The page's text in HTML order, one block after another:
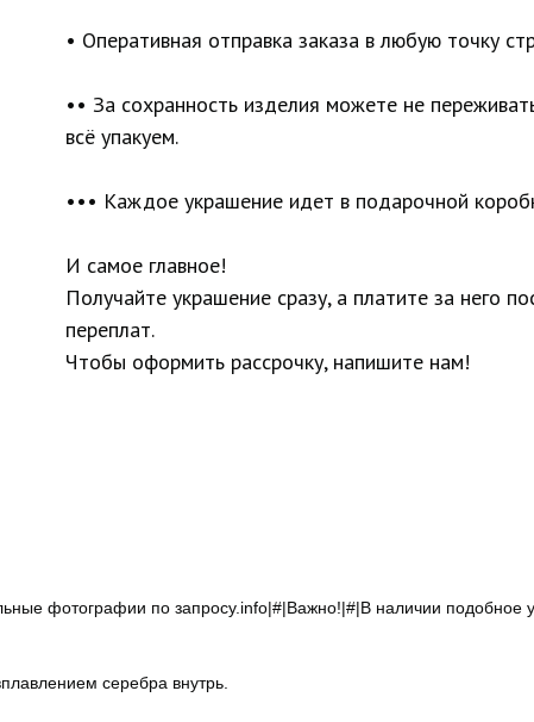
• Оперативная отправка заказа в любую точку
•• За сохранность изделия можете не
всё упакуем.
••• Каждое украшение идет в подарочной
И самое главное!
Получайте украшение сразу, а платите за него
переплат.
Чтобы оформить рассрочку, напишите нам!
фотографии по запросу.info|#|Важно!|#|В наличии подобное
серебра внутрь.